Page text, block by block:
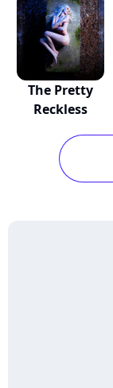
The Pretty
Reckless